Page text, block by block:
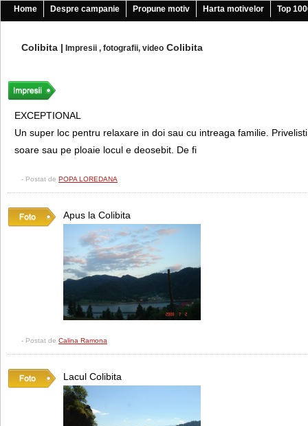
Home Despre campanie Propune motiv Harta motivelor Top
Colibita | Impresii , fotografii, video Colibita
EXCEPTIONAL
Un super loc pentru relaxare in doi sau cu intreaga familie.
soare sau pe ploaie locul e deosebit. De fi
- Postat de POPA LOREDANA
Apus la Colibita
- Postat de Calina Ramona
Lacul Colibita